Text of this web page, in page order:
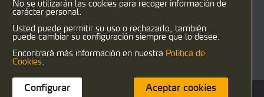
No se utilizarán las cookies para recoger información de
carácter personal.
Usted puede permitir su uso o rechazarlo, también
puede cambiar su configuración siempre que lo desee.
Encontrará más información en nuestra Política de
Cookies
Configurar Aceptar cookies
C/ Caracas, 29-31
T: 933458900
F: 933458958
delta@productosdelta.com
export@productosdelta.com
deltalubmexico@productosdelta.com